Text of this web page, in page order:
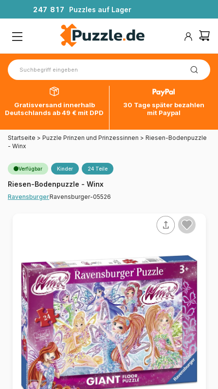
247 81 7 Puzzles auf Lager
Gratisversand innerhalb
Deutschlands ab 49 € mit DPD
30 Tage später bezahlen
mit Paypal
Startseite > Puzzle Prinzen und Prinzessinnen > Riesen-Bodenpuzzle
- Winx
Verfügbar Kinder 24 Teile
Riesen-Bodenpuzzle - Winx
RavensburgerRavensburger-05526